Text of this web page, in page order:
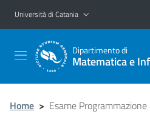
Vai al contenuto principale
Vai al menu di navigazione
Università di Catania
Dipartimento di
Matematica e
Home > Esame